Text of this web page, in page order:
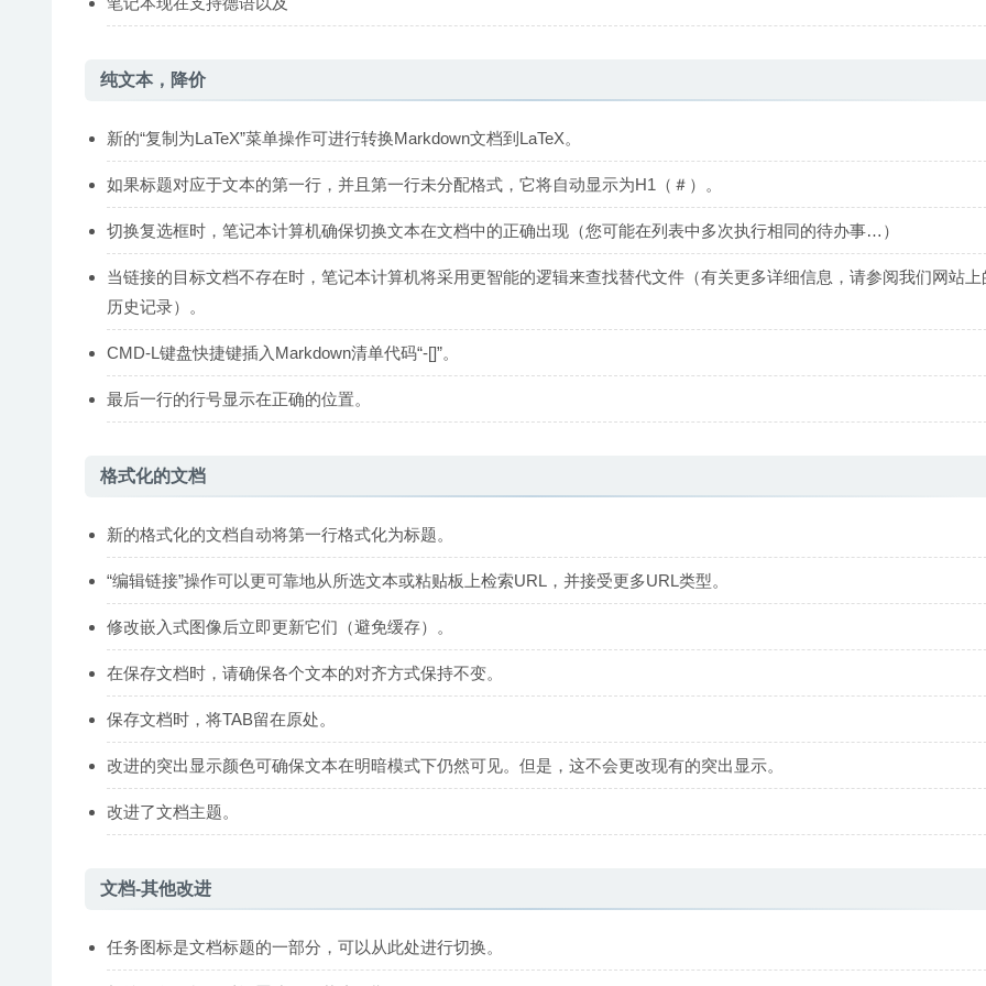
纯文本，降价
新的“复制为LaTeX”菜单操作可进行转换Markdown文档到LaTeX。
如果标题对应于文本的第一行，并且第一行未分配格式，它将自动显示为H1（＃）。
切换复选框时，笔记本计算机确保切换文本在文档中的正确出现（您可能在列表中多次执行相同的待办事…）
当链接的目标文档不存在时，笔记本计算机将采用更智能的逻辑来查找替代文件（有关更多详细信息，请参阅我们网站上
历史记录）。
CMD-L键盘快捷键插入Markdown清单代码“-[]”。
最后一行的行号显示在正确的位置。
格式化的文档
新的格式化的文档自动将第一行格式化为标题。
“编辑链接”操作可以更可靠地从所选文本或粘贴板上检索URL，并接受更多URL类型。
修改嵌入式图像后立即更新它们（避免缓存）。
在保存文档时，请确保各个文本的对齐方式保持不变。
保存文档时，将TAB留在原处。
改进的突出显示颜色可确保文本在明暗模式下仍然可见。但是，这不会更改现有的突出显示。
改进了文档主题。
文档-其他改进
任务图标是文档标题的一部分，可以从此处进行切换。